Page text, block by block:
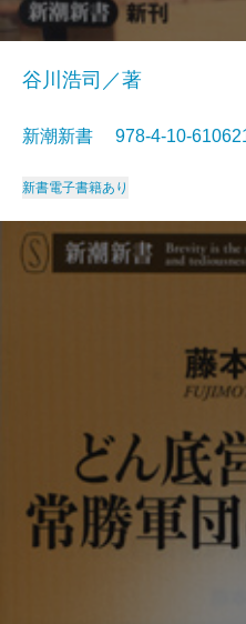
谷川浩司／著
新潮新書 978-4-10-
新書電子書籍あり